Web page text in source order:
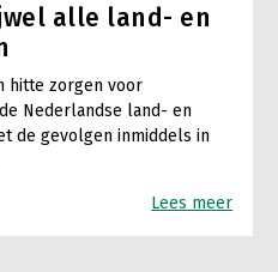
alle land- en
hitte zorgen voor
Nederlandse land- en
de gevolgen inmiddels in
Lees meer